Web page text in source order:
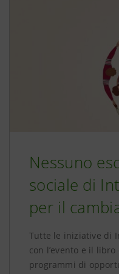
Nessuno
sociale di
per il
Tutte le iniziative di
con l’evento e il
programmi di